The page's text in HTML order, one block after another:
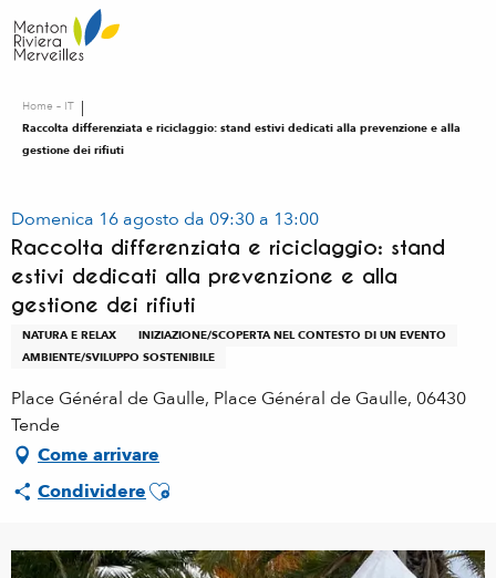
au
contenu
Home – IT
Raccolta differenziata e riciclaggio: stand estivi dedicati alla prevenzione e alla
gestione dei rifiuti
Domenica 16 agosto da 09:30 a 13:00
Raccolta differenziata e riciclaggio: stand
estivi dedicati alla prevenzione e alla
gestione dei rifiuti
NATURA E RELAX
INIZIAZIONE/SCOPERTA NEL CONTESTO DI UN EVENTO
AMBIENTE/SVILUPPO SOSTENIBILE
Place Général de Gaulle, Place Général de Gaulle, 06430
Tende
Come arrivare
CondividereAjouter aux favoris